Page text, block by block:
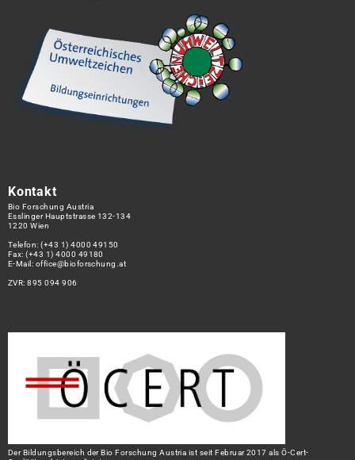
Kontakt
Bio Forschung Austria
Esslinger Hauptstrasse 132-134
1220 Wien
Telefon:(+43 1) 4000 49150
Fax: (+43 1) 4000 49180
E-Mail: office@bioforschung.at
ZVR: 895 094 906
Der Bildungsbereich der Bio Forschung Austria ist seit Februar 2017 als Ö-Cert-